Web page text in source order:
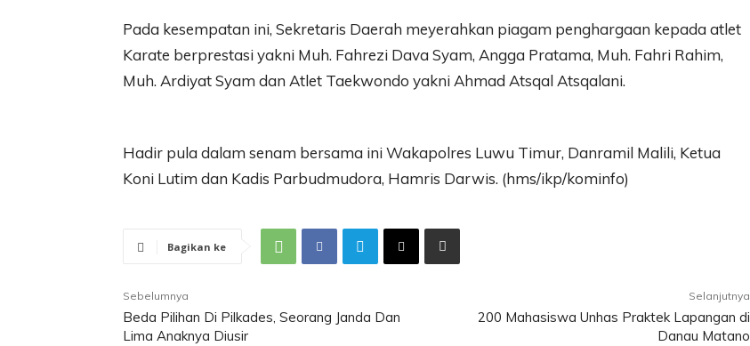
Pada kesempatan ini, Sekretaris Daerah meyerahkan piagam penghargaan kepada atlet
Karate berprestasi yakni Muh. Fahrezi Dava Syam, Angga Pratama, Muh. Fahri Rahim,
Muh. Ardiyat Syam dan Atlet Taekwondo yakni Ahmad Atsqal Atsqalani.
Hadir pula dalam senam bersama ini Wakapolres Luwu Timur, Danramil Malili, Ketua
Koni Lutim dan Kadis Parbudmudora, Hamris Darwis. (hms/ikp/kominfo)
Bagikan ke
Sebelumnya
Beda Pilihan Di Pilkades, Seorang Janda Dan
Lima Anaknya Diusir
Selanjutnya
200 Mahasiswa Unhas Praktek Lapangan di
Danau Matano